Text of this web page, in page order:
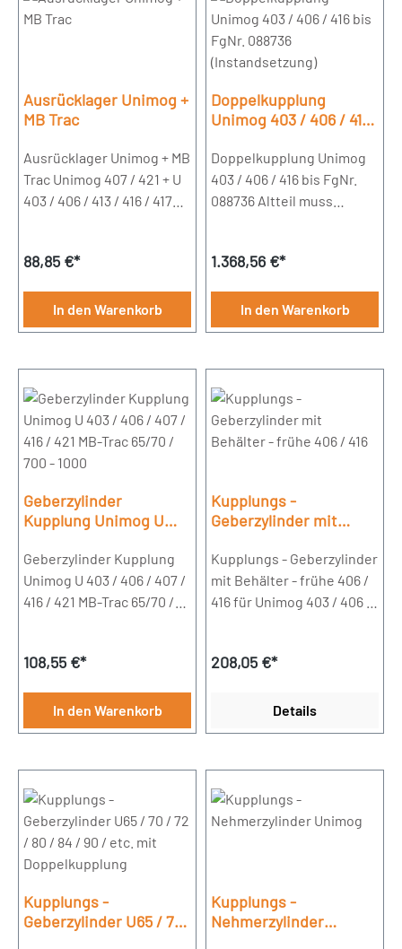
Ausrücklager Unimog +
MB Trac
Ausrücklager Unimog + MB
Trac Unimog 407 / 421 + U
403 / 406 / 413 / 416 / 417MB
GR-4Außendurchmesser:
mmInnendurchmesser:
65 mmBreite:
mmErgänzungsartikel/Erg
änzende Info: mit
Anlaufring
Regulärer Preis:
88,85 €*
In den Warenkorb
Doppelkupplung
Unimog 403 / 406 / 416
(Instandsetzung)
Doppelkupplung Unimog
403 / 406 / 416 bis FgNr.
088736 Altteil muss
Kenngröße: DOT280Ø:
Ge 280/45x50-24N, Mo
280/26x32-10N
Regulärer Preis:
1.368,56 €*
In den Warenkorb
Geberzylinder
Kupplung Unimog U
421 MB-Trac 65/70 / 700
- 1000
Geberzylinder Kupplung
Unimog U 403 / 406 / 407 /
416 / 421 MB-Trac 65/70 /
0002953106
Regulärer Preis:
108,55 €*
In den Warenkorb
Kupplungs -
Geberzylinder mit
416
Kupplungs - Geberzylinder
mit Behälter - frühe 406 /
416 für Unimog 403 / 406 /
Regulärer Preis:
208,05 €*
Details
Kupplungs -
Geberzylinder U65 / 70
Kupplungs -
Nehmerzylinder